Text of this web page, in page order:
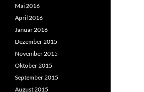
Mai 2016
April 2016
Januar 2016
Dezember 2015
November 2015
Oktober 2015
September 2015
August 2015